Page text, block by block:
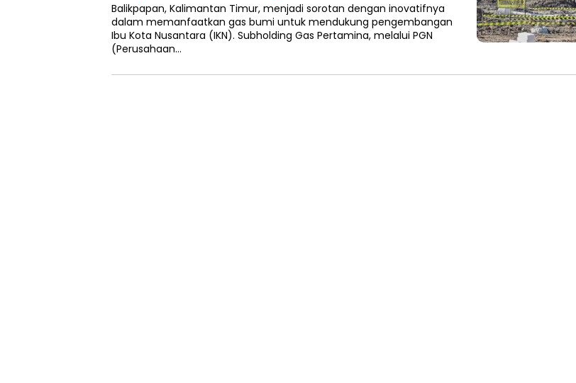
Balikpapan, Kalimantan Timur, menjadi sorotan dengan inovatifnya
dalam memanfaatkan gas bumi untuk mendukung pengembangan
Ibu Kota Nusantara (IKN). Subholding Gas Pertamina, melalui PGN
(Perusahaan…